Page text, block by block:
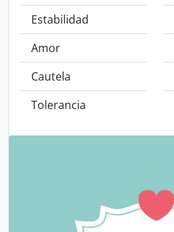
Estabilidad
Amor
Cautela
Tolerancia